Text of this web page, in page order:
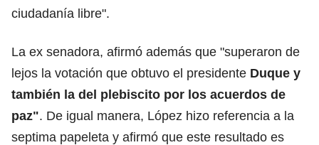
ciudadanía libre".
La ex senadora, afirmó además que "superaron de
lejos la votación que obtuvo el presidente Duque y
también la del plebiscito por los acuerdos de
paz". De igual manera, López hizo referencia a la
septima papeleta y afirmó que este resultado es